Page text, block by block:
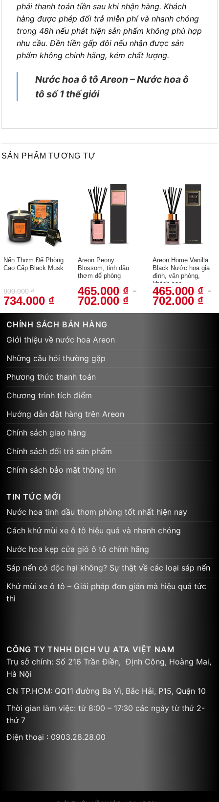
phải thanh toán tiền sau khi nhận hàng. Khách
hàng được phép đổi trả miễn phí và nhanh chóng
trong 48h nếu phát hiện sản phẩm không phù hợp
nhu cầu. Đền tiền gấp đôi nếu nhận được sản
phẩm không chính hãng, kém chất lượng.
Nước hoa ô tô Areon – Nước hoa ô
tô số 1 thế giới
SẢN PHẨM TƯƠNG TỰ
Nến Thơm Để Phòng
Cao Cấp Black Musk
800.000₫
Giá
gốc
là:
800.000 ₫.
734.000 ₫
tại
734.000 ₫.
Areon Peony
Blossom, tinh dầu
thơm để phòng
465.000 ₫ –
702.000 ₫
Khoảng
từ
Areon Home Vanilla
Black Nước hoa gia
đình, văn phòng,
khách sạn
465.000 ₫ –
702.000 ₫
từ
CHÍNH SÁCH BÁN HÀNG
Giới thiệu về nước hoa Areon
Những câu hỏi thường gặp
Phương thức thanh toán
Chương trình tích điểm
Hướng dẫn đặt hàng trên Areon
Chính sách giao hàng
Chính sách đổi trả sản phẩm
Chính sách bảo mật thông tin
TIN TỨC MỚI
Nước hoa tinh dầu thơm phòng tốt nhất hiện nay
Cách khử mùi xe ô tô hiệu quả và nhanh chóng
Nước hoa kẹp cửa gió ô tô chính hãng
Sáp nến có độc hại không? Sự thật về các loại sáp nến
Khử mùi xe ô tô – Giải pháp đơn giản mà hiệu quả tức
thì
CÔNG TY TNHH DỊCH VỤ ATA VIỆT NAM
Trụ sở chính: Số 216 Trần Điền, Định Công, Hoàng Mai,
Hà Nội
CN TP.HCM: QQ11 đường Ba Vì, Bắc Hải, P15, Quận 10
Thời gian làm việc: từ 8:00 – 17:30 các ngày từ thứ 2-
thứ 7
Điện thoại : 0903.28.28.00